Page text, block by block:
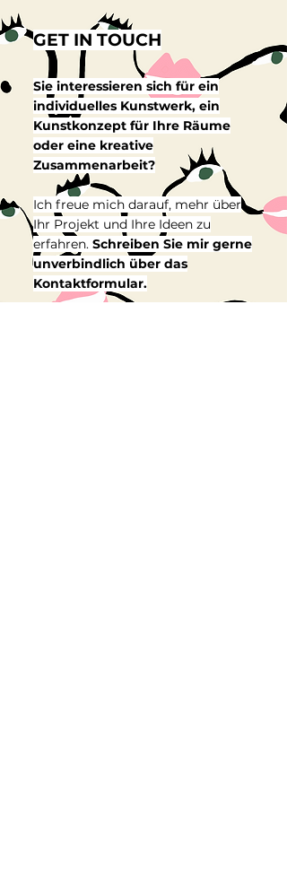
Die Lieferzeit beträgt in der Regel
5–8 Werktage.
die Überproduktion zu reduzieren.
Vielen Dank, dass du eine
durchdachte Kaufentscheidungen
triffst!
GET IN TOUCH
Sie interessieren sich für ein
individuelles Kunstwerk, ein
Kunstkonzept für Ihre Räume
oder eine kreative
Zusammenarbeit?
Ich freue mich darauf, mehr über
Ihr Projekt und Ihre Ideen zu
erfahren. Schreiben Sie mir gerne
unverbindlich über das
Kontaktformular.